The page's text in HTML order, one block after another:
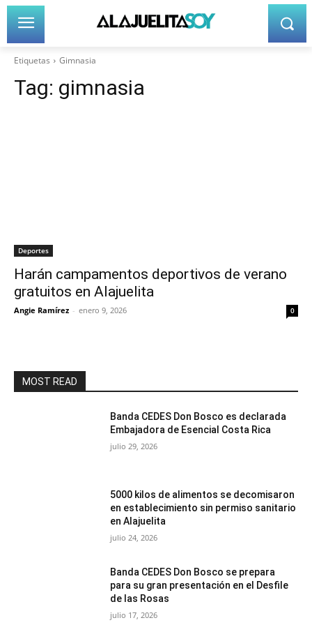
Etiquetas Gimnasia
Tag: gimnasia
Deportes
Harán campamentos deportivos de verano
gratuitos en Alajuelita
Angie Ramírez - enero 9, 2026 0
MOST READ
Banda CEDES Don Bosco es declarada
Embajadora de Esencial Costa Rica
julio 29, 2026
5000 kilos de alimentos se decomisaron
en establecimiento sin permiso sanitario
en Alajuelita
julio 24, 2026
Banda CEDES Don Bosco se prepara
para su gran presentación en el Desfile
de las Rosas
julio 17, 2026